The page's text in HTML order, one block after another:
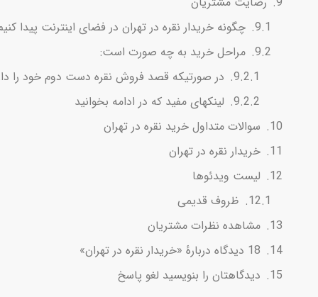
چگونه خریدار نقره در تهران در فضای اینترنت پیدا
مراحل خرید به چه صورت است:
در صورتیکه قصد فروش نقره دست دوم خود را
لینکهای مفید که در ادامه بخوانید
سوالات متداول خرید نقره در تهران
خریدار نقره در تهران
لیست ویدئوها
ظروف قدیمی
مشاهده نظرات مشتریان
18 دیدگاه دربارهٔ «خریدار نقره در تهران»
دیدگاهتان را بنویسید لغو پاسخ